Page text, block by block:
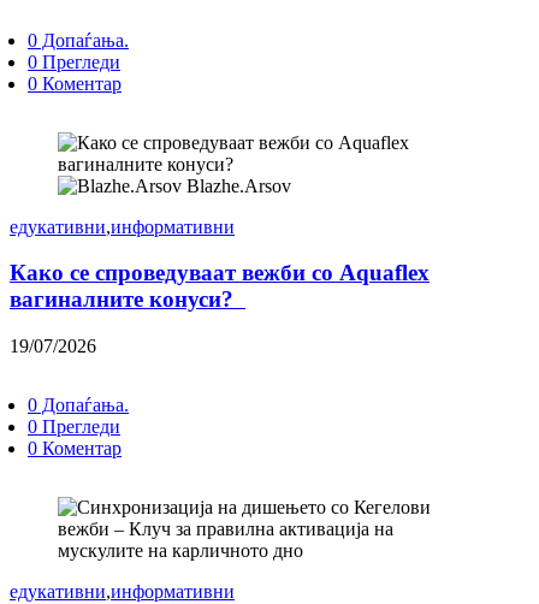
0 Допаѓања.
0 Прегледи
0 Коментар
Blazhe.Arsov
едукативни,информативни
Како се спроведуваат вежби со Aquaflex
вагиналните конуси?
19/07/2026
0 Допаѓања.
0 Прегледи
0 Коментар
едукативни,информативни